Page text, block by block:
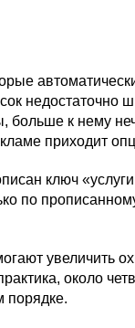
недостаточно
больше к нему
приходит
ключ
по
увеличить
около
порядке.